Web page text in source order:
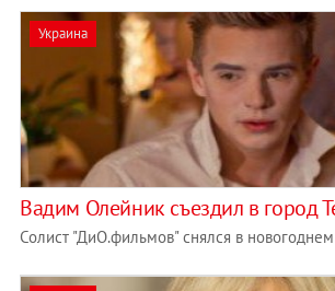
Украина
Вадим Олейник съездил в город
Солист "ДиО.фильмов" снялся в